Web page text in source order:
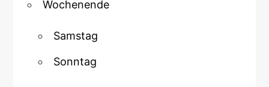
Wochenende
Samstag
Sonntag